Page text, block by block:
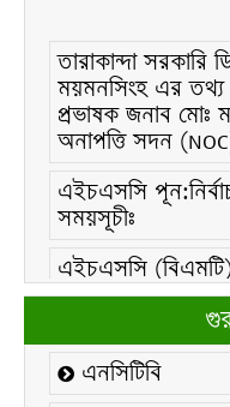
তারাকান্দা সরকারি
ময়মনসিংহ এর তথ্য
প্রভাষক জনাব মোঃ
অনাপত্তি সদন
এইচএসসি
সময়সূচীঃ
এইচএসসি
এইচএসসি ফরম/
২১ ফেব্রুয়ারি/২০২৬
আন্তর্জাতিক
এনসিটিবি